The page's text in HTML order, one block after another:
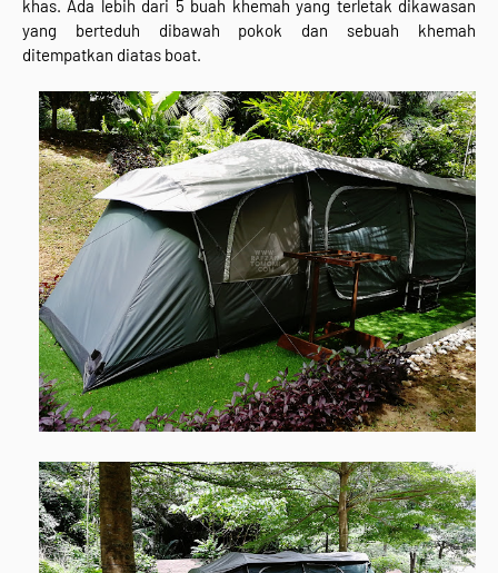
khas. Ada lebih dari 5 buah khemah yang terletak dikawasan
yang berteduh dibawah pokok dan sebuah khemah
ditempatkan diatas boat.